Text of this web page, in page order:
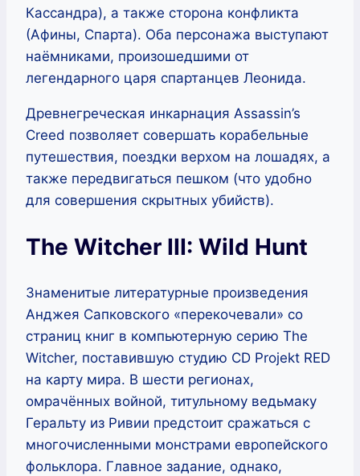
Кассандра), а также сторона конфликта
(Афины, Спарта). Оба персонажа выступают
наёмниками, произошедшими от
легендарного царя спартанцев Леонида.
Древнегреческая инкарнация Assassin’s
Creed позволяет совершать корабельные
путешествия, поездки верхом на лошадях, а
также передвигаться пешком (что удобно
для совершения скрытных убийств).
The Witcher III: Wild Hunt
Знаменитые литературные произведения
Анджея Сапковского «перекочевали» со
страниц книг в компьютерную серию The
Witcher, поставившую студию CD Projekt RED
на карту мира. В шести регионах,
омрачённых войной, титульному ведьмаку
Геральту из Ривии предстоит сражаться с
многочисленными монстрами европейского
фольклора. Главное задание, однако,